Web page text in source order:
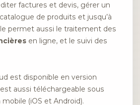
factures et devis, gérer un
de produits et jusqu’à
permet aussi le traitement des
en ligne, et le suivi des
est disponible en version
aussi téléchargeable sous
(iOS et Android).